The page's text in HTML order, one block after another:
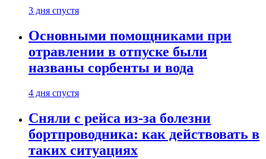
3 дня спустя
Основными помощниками при
отравлении в отпуске были
названы сорбенты и вода
4 дня спустя
Сняли с рейса из-за болезни
бортпроводника: как действовать в
таких ситуациях